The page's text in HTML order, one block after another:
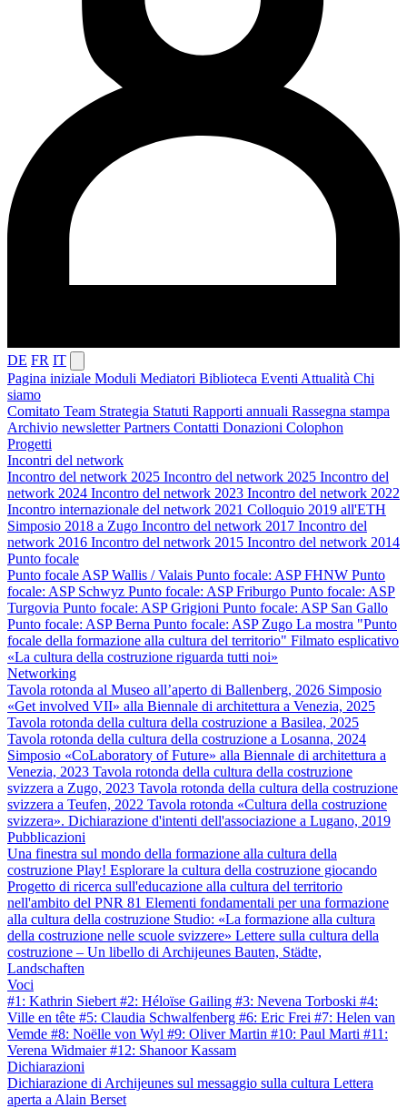
DE FR IT
Pagina iniziale Moduli Mediatori Biblioteca Eventi Attualità Chi
siamo
Comitato Team Strategia Statuti Rapporti annuali Rassegna stampa
Archivio newsletterPartners Contatti Donazioni Colophon
Progetti
Incontri del network
Incontro del network 2025 Incontro del network 2025 Incontro del
network 2024 Incontro del network 2023 Incontro del network 2022
Incontro internazionale del network 2021 Colloquio 2019 all'ETH
Simposio 2018 a Zugo Incontro del network 2017 Incontro del
network 2016 Incontro del network 2015 Incontro del network 2014
Punto focale
Punto focale ASP Wallis / Valais Punto focale: ASP FHNW Punto
focale: ASP Schwyz Punto focale: ASP Friburgo Punto focale: ASP
Turgovia Punto focale: ASP Grigioni Punto focale: ASP San Gallo
Punto focale: ASP Berna Punto focale: ASP Zugo La mostra "Punto
focale della formazione alla cultura del territorio" Filmato esplicativo
«La cultura della costruzione riguarda tutti noi»
Networking
Tavola rotonda al Museo all’aperto di Ballenberg, 2026 Simposio
«Get involved VII» alla Biennale di architettura a Venezia, 2025
Tavola rotonda della cultura della costruzione a Basilea, 2025
Tavola rotonda della cultura della costruzione a Losanna, 2024
Simposio «CoLaboratory of Future» alla Biennale di architettura a
Venezia, 2023 Tavola rotonda della cultura della costruzione
svizzera a Zugo, 2023 Tavola rotonda della cultura della costruzione
svizzera a Teufen, 2022 Tavola rotonda «Cultura della costruzione
svizzera». Dichiarazione d'intenti dell'associazione a Lugano, 2019
Pubblicazioni
Una finestra sul mondo della formazione alla cultura della
costruzione Play! Esplorare la cultura della costruzione giocando
Progetto di ricerca sull'educazione alla cultura del territorio
nell'ambito del PNR 81 Elementi fondamentali per una formazione
alla cultura della costruzione Studio: «La formazione alla cultura
della costruzione nelle scuole svizzere» Lettere sulla cultura della
costruzione – Un libello di Archijeunes Bauten, Städte,
Landschaften
Voci
#1: Kathrin Siebert #2: Héloïse Gailing #3: Nevena Torboski #4:
Ville en tête #5: Claudia Schwalfenberg #6: Eric Frei #7: Helen van
Vemde #8: Noëlle von Wyl #9: Oliver Martin #10: Paul Marti #11:
Verena Widmaier#12: Shanoor Kassam
Dichiarazioni
Dichiarazione di Archijeunes sul messaggio sulla cultura Lettera
aperta a Alain Berset